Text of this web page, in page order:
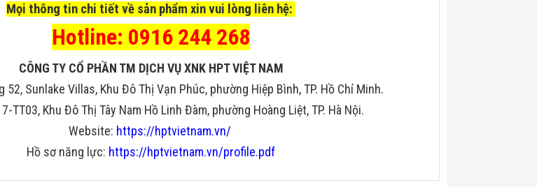
Mọi thông tin chi tiết về sản phẩm xin vui lòng liên hệ:
Hotline: 0916 244 268
CÔNG TY CỔ PHẦN TM DỊCH VỤ XNK HPT VIỆT NAM
52, Sunlake Villas, Khu Đô Thị Vạn Phúc, phường Hiệp Bình, TP. Hồ Chí Minh.
TT03, Khu Đô Thị Tây Nam Hồ Linh Đàm, phường Hoàng Liệt, TP. Hà Nội.
Website: https://hptvietnam.vn/
Hồ sơ năng lực: https://hptvietnam.vn/profile.pdf